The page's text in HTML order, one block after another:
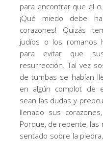
para encontrar que el
¡Qué miedo debe
corazones! Quizás
judíos o los romanos
para evitar que
resurrección. Tal vez
de tumbas se habían
en algún complot de
sean las dudas y
llenado sus
Porque, de repente, las
sentado sobre la